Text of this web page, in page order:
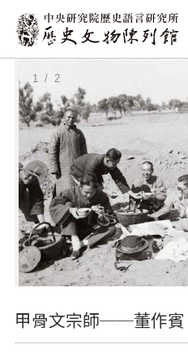
:::
:::
1/ 2
甲骨文宗師──董作賓